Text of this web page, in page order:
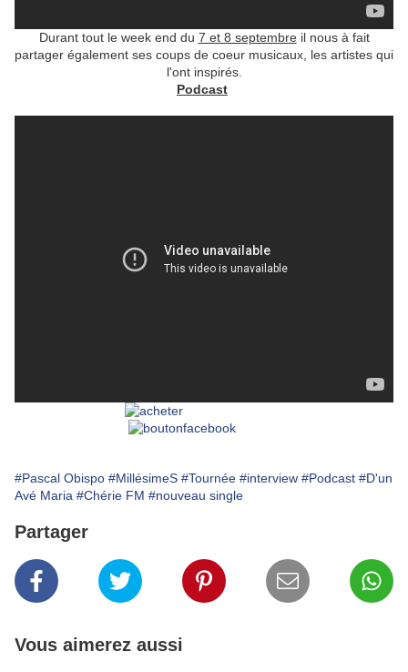
Durant tout le week end du 7 et 8 septembreil nous à fait
partager également ses coups de coeur musicaux, les artistes qui
l'ont inspirés.
Podcast
#Pascal Obispo #MillésimeS #Tournée #interview #Podcast #D'un
Avé Maria #Chérie FM #nouveau single
Partager
Vous aimerez aussi